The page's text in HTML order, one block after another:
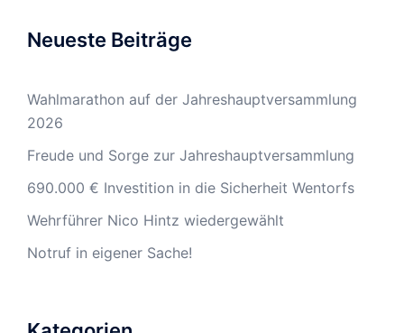
Neueste Beiträge
Wahlmarathon auf der Jahreshauptversammlung
2026
Freude und Sorge zur Jahreshauptversammlung
690.000 € Investition in die Sicherheit Wentorfs
Wehrführer Nico Hintz wiedergewählt
Notruf in eigener Sache!